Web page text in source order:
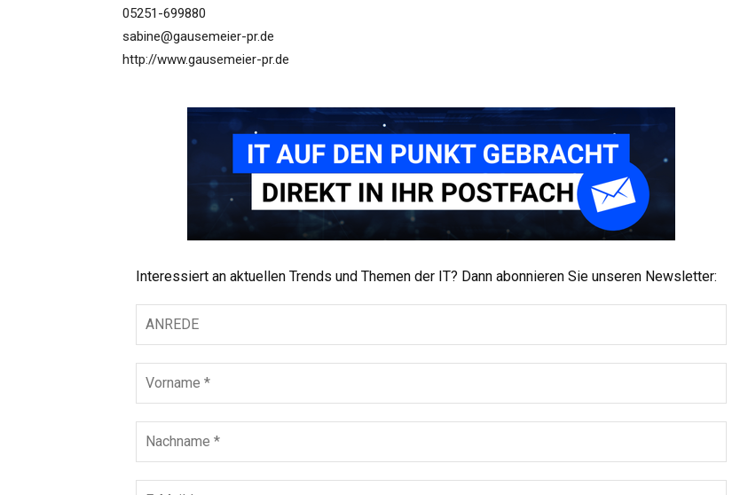
05251-699880
sabine@gausemeier-pr.de
http://www.gausemeier-pr.de
Interessiert an aktuellen Trends und Themen der IT? Dann abonnieren Sie unseren Newsletter: